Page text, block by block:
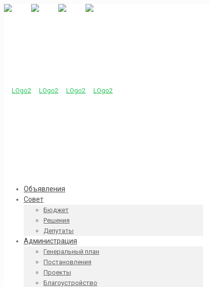
Объявления
Совет
Бюджет
Решения
Депутаты
Администрация
Генеральный план
Постановления
Проекты
Благоустройство